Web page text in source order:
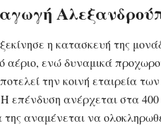
η κατασκευή της
αέριο, ενώ δυναμικά
την κοινή εταιρεία
επένδυση ανέρχεται στα
της αναμένεται να